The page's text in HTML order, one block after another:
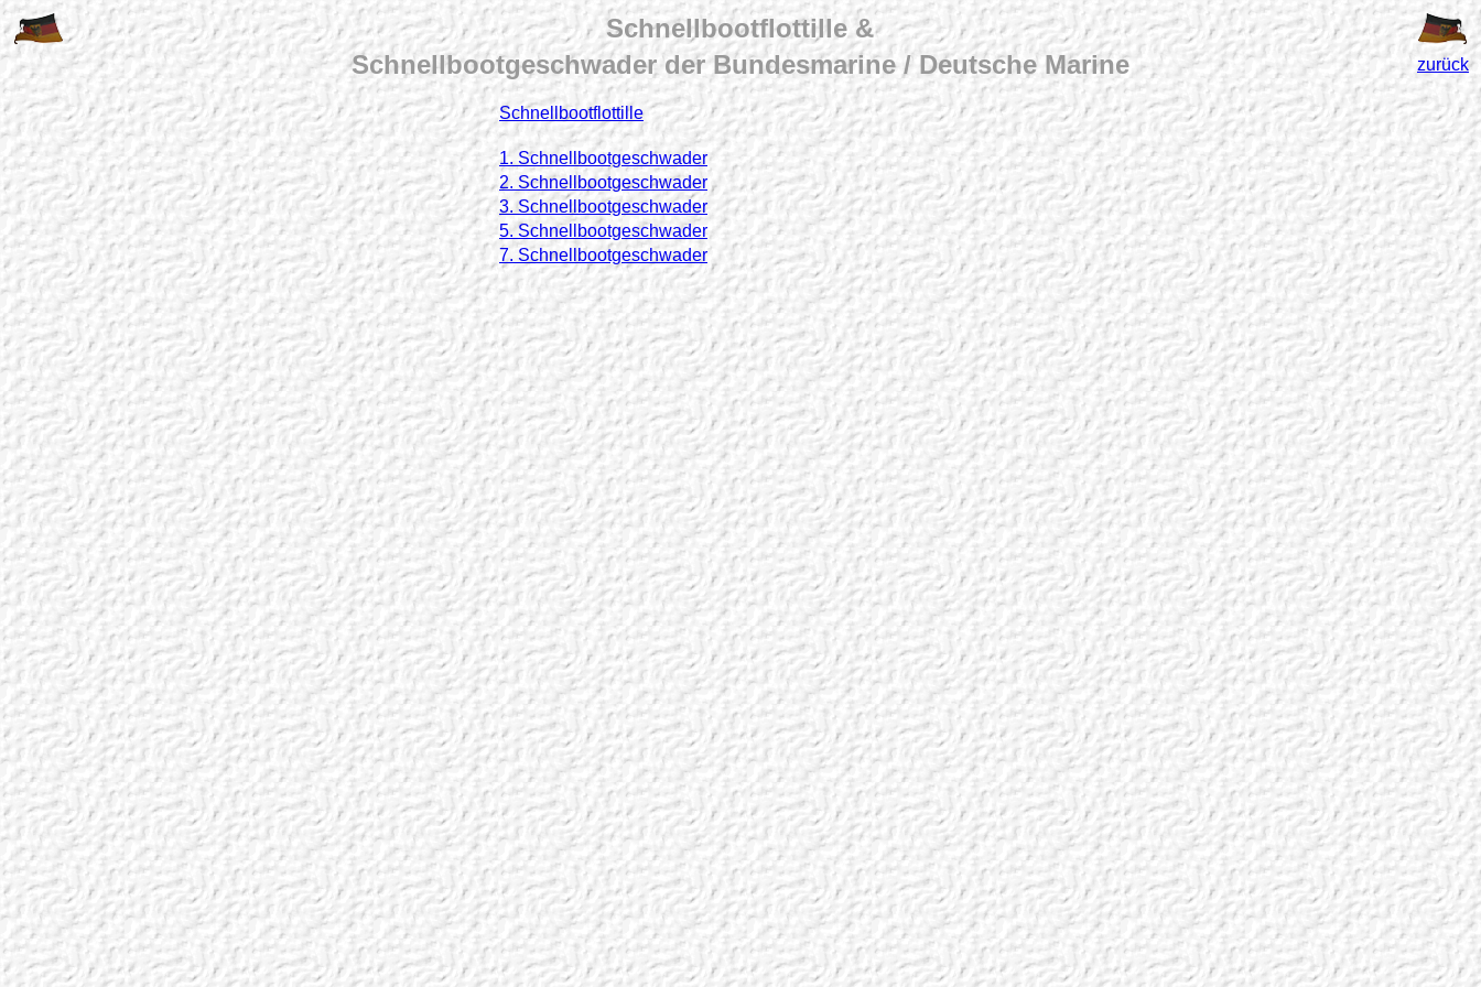
Schnellbootflottille &
Schnellbootgeschwader der Bundesmarine / Deutsche Marine
zurück
Schnellbootflottille
1. Schnellbootgeschwader
2. Schnellbootgeschwader
3. Schnellbootgeschwader
5. Schnellbootgeschwader
7. Schnellbootgeschwader